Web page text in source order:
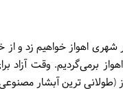
اهواز خواهیم زد و از
برمی‌گردیم. وقت
(طولانی ترین آبشار